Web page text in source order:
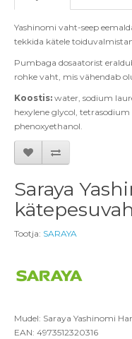
Yashinomi vaht-seep
tekkida kätele
Pumbaga dosaatorist
rohke vaht, mis vähendab
Koostis: water, sodium
hexylene glycol,
phenoxyethanol.
Saraya
Tootja: SARAYA
Mudel: Saraya Yashinomi
EAN: 4973512320316